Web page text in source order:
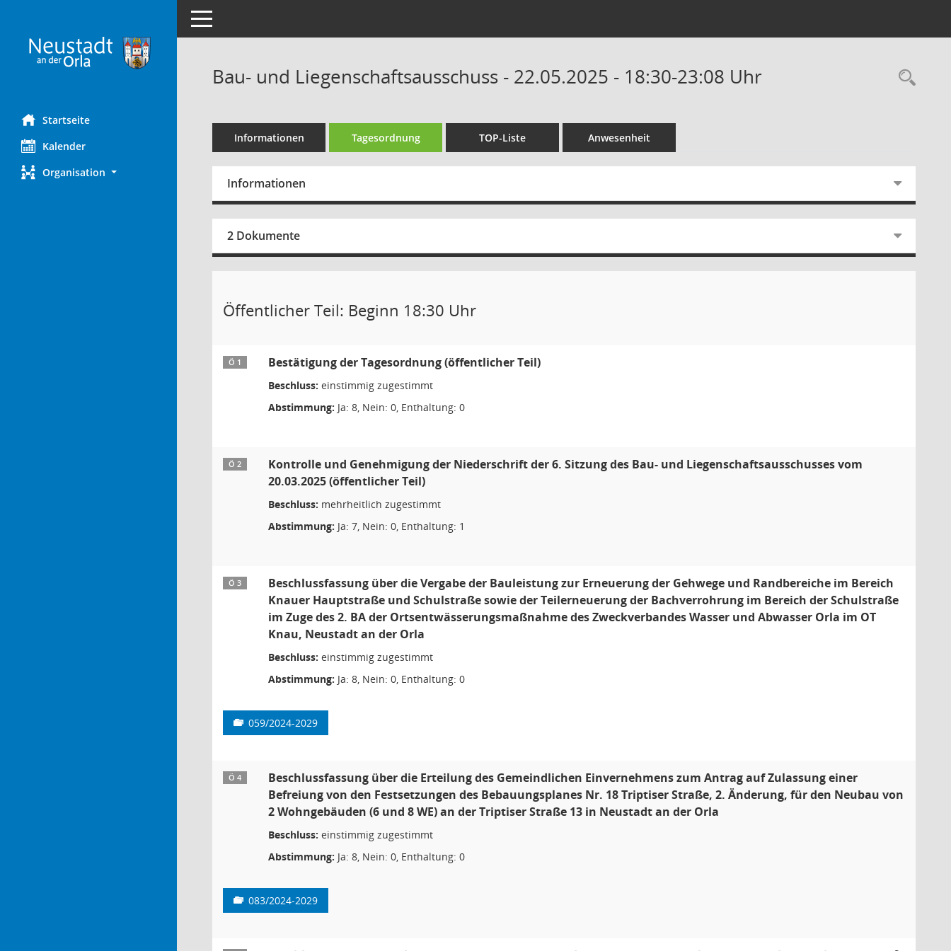
Startseite
Kalender
Organisation
Toggle navigation
Bau- und Liegenschaftsausschuss - 22.05.2025 - 18:30-23:08 Uhr
Informationen Tagesordnung TOP-Liste Anwesenheit
Informationen
2 Dokumente
Öffentlicher Teil: Beginn 18:30 Uhr
Ö 1 Bestätigung der Tagesordnung (öffentlicher Teil)
Beschluss: einstimmig zugestimmt
Abstimmung: Ja: 8, Nein: 0, Enthaltung: 0
Ö 2
Kontrolle und Genehmigung der Niederschrift der 6. Sitzung des Bau- und Liegenschaftsausschusses vom
20.03.2025 (öffentlicher Teil)
Beschluss: mehrheitlich zugestimmt
Abstimmung: Ja: 7, Nein: 0, Enthaltung: 1
Ö 3
Beschlussfassung über die Vergabe der Bauleistung zur Erneuerung der Gehwege und Randbereiche im Bereich
Knauer Hauptstraße und Schulstraße sowie der Teilerneuerung der Bachverrohrung im Bereich der Schulstraße
im Zuge des 2. BA der Ortsentwässerungsmaßnahme des Zweckverbandes Wasser und Abwasser Orla im OT
Knau, Neustadt an der Orla
Beschluss: einstimmig zugestimmt
Abstimmung: Ja: 8, Nein: 0, Enthaltung: 0
059/2024-2029
Ö 4
Beschlussfassung über die Erteilung des Gemeindlichen Einvernehmens zum Antrag auf Zulassung einer
Befreiung von den Festsetzungen des Bebauungsplanes Nr. 18 Triptiser Straße, 2. Änderung, für den Neubau von
2 Wohngebäuden (6 und 8 WE) an der Triptiser Straße 13 in Neustadt an der Orla
Beschluss: einstimmig zugestimmt
Abstimmung: Ja: 8, Nein: 0, Enthaltung: 0
083/2024-2029